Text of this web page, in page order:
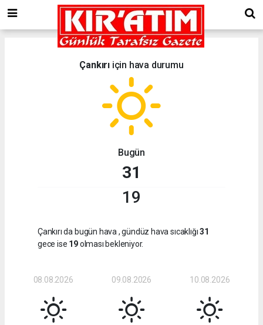
Çankırıiçin hava durumu
Bugün
31
19
Çankırı da bugün hava , gündüz hava sıcaklığı31
gece ise 19olması bekleniyor.
08.08.2026 09.08.2026 10.08.2026